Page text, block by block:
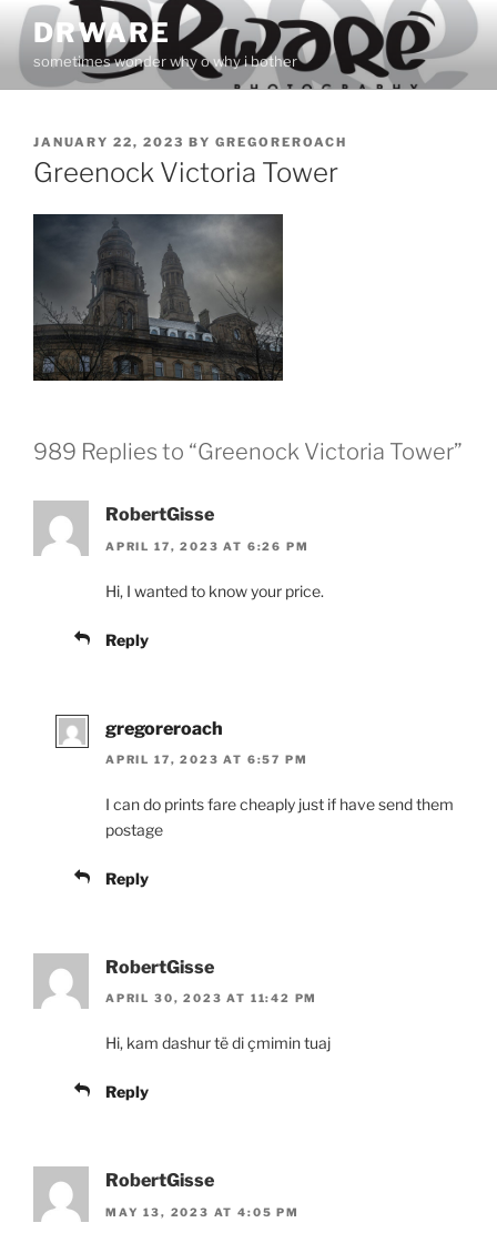
Skip
content
DRWARE
sometimes wonder why o why i bother
POSTED
ON
JANUARY 22, 2023 BY GREGOREROACH
Greenock Victoria Tower
989 Replies to “Greenock Victoria Tower”
RobertGisse
APRIL 17, 2023 AT 6:26 PM
Hi, I wanted to know your price.
Reply
gregoreroach
APRIL 17, 2023 AT 6:57 PM
I can do prints fare cheaply just if have send them
postage
Reply
RobertGisse
APRIL 30, 2023 AT 11:42 PM
Hi, kam dashur të di çmimin tuaj
Reply
RobertGisse
MAY 13, 2023 AT 4:05 PM